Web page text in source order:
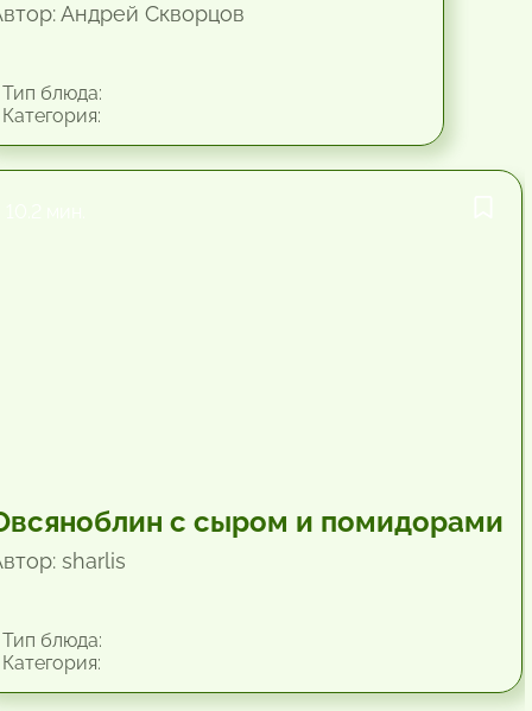
Андрей Скворцов
блюда:
с сыром и помидорами
sharlis
блюда: